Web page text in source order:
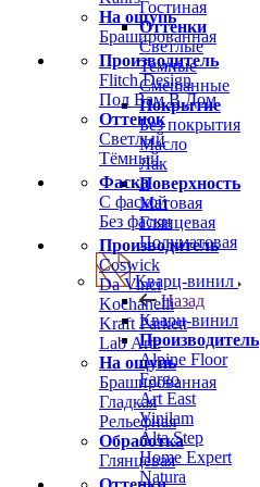
На ощупь
Брашированная
Производитель
Flitch Design
Пол Вам В Дом
Оттенок
Светлый
Тёмный
Фаска
С фаской
Без фаски
Производитель
Coswick
Da Vinci
Kochanelli
Kraft Parkett
Lab Arte
На ощупь
Брашированная
Гладкая
Рельефная
Обработка
Глянцевая
Гостиная
Оттенки
Светлые
Темные
Смешанные
Покрытие
Без покрытия
Масло
Лак
Поверхность
Матовая
Глянцевая
Полуматовая
Кварц-винил
Назад
Кварц-винил
Производитель
Alpine Floor
Fargo
Art East
Vinilam
Alta Step
Home Expert
Natura